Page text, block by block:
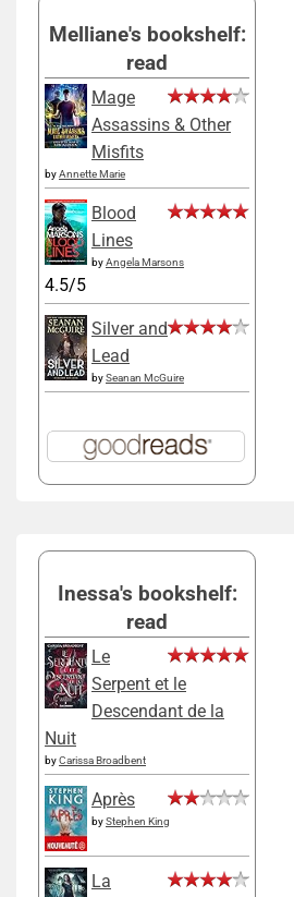
Melliane's bookshelf:
read
Mage
Assassins & Other
Misfits
byAnnette Marie
Blood
Lines
byAngela Marsons
4.5/5
Silver and
Lead
bySeanan McGuire
Inessa's bookshelf:
read
Le
Serpent et le
Descendant de la
Nuit
byCarissa Broadbent
Après
byStephen King
La